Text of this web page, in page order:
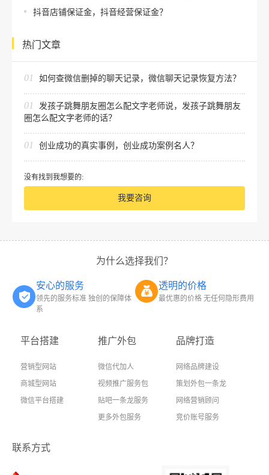
抖音店铺保证金，抖音经营保证金？
热门文章
01 如何查微信删掉的聊天记录，微信聊天记录恢复方法？
01
发孩子跳舞朋友圈怎么配文字老师说，发孩子跳舞朋友
圈怎么配文字老师的话？
01 创业成功的真实事例，创业成功案例名人？
没有找到我想要的:
我要咨询
为什么选择我们？
安心的服务
领先的服务标准 独创的保障体
系
透明的价格
最优惠的价格 无任何隐形费用
平台搭建
营销型网站
商城型网站
微信平台搭建
推广外包
微信代加人
视频推广服务包
贴吧一条龙服务
更多外包服务
品牌打造
网络品牌建设
策划外包一条龙
网络营销顾问
竞价账号服务
联系方式